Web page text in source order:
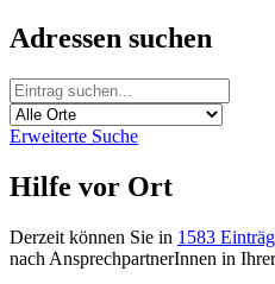
Adressen suchen
Erweiterte Suche
Hilfe vor Ort
Derzeit können Sie in 1583
nach AnsprechpartnerInnen in